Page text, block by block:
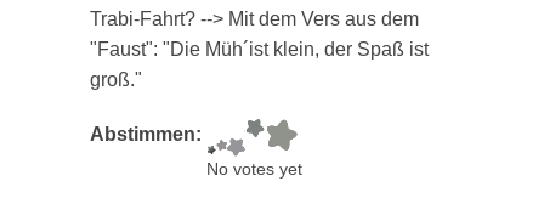
Trabi-Fahrt? --> Mit dem Vers aus dem
"Faust": "Die Müh´ist klein, der Spaß ist
groß."
Abstimmen:
No votes yet